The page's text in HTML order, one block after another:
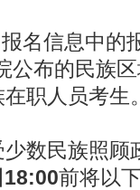
名信息中的
公布的民族
职人员考生
数民族照顾
18:00前将以